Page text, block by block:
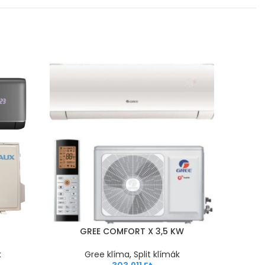
GREE COMFORT X 3,5 KW
Gree klíma, Split klímák